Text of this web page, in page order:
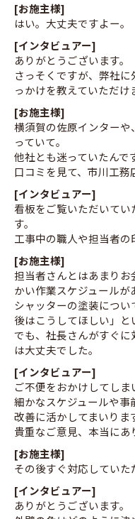
[お施主様]
はい。大丈夫ですよー。
[インタビュアー]
ありがとうございます。
さっそくですが、弊社
っかけを教えていただけ
[お施主様]
横須賀の佐原インター
っていて。
他社とも迷っていたん
口コミを見て、市川工務
[インタビュアー]
看板をご覧いただいて
す。
工事中の職人や担当者の
[お施主様]
担当者さんとはあまり
かい作業スケジュールが
シャッターの塗装につい
後はこうしてほしい」と
でも、社長さんがすぐ
は大丈夫でした。
[インタビュアー]
ご不便をおかけしてしま
細かなスケジュールや
改善に活かしてまいりま
貴重なご意見、本当にあ
[お施主様]
その後すぐ対応していた
[インタビュアー]
ありがとうございます。